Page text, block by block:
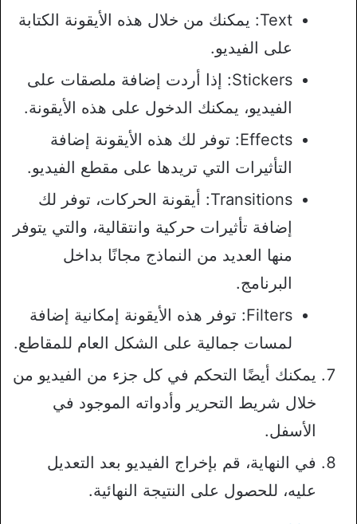
Text: يمكنك من خلال هذه الأيقونة الكتابة
على الفيديو.
Stickers: إذا أردت إضافة ملصقات على
الفيديو، يمكنك الدخول على هذه الأيقونة.
Effects: توفر لك هذه الأيقونة إضافة
التأثيرات التي تريدها على مقطع الفيديو.
Transitions: أيقونة الحركات، توفر لك
إضافة تأثيرات حركية وانتقالية، والتي يتوفر
منها العديد من النماذج مجانًا بداخل
البرنامج.
Filters: توفر هذه الأيقونة إمكانية إضافة
لمسات جمالية على الشكل العام للمقاطع.
يمكنك أيضًا التحكم في كل جزء من الفيديو من
خلال شريط التحرير وأدواته الموجود في
الأسفل.
في النهاية، قم بإخراج الفيديو بعد التعديل
عليه، للحصول على النتيجة النهائية.